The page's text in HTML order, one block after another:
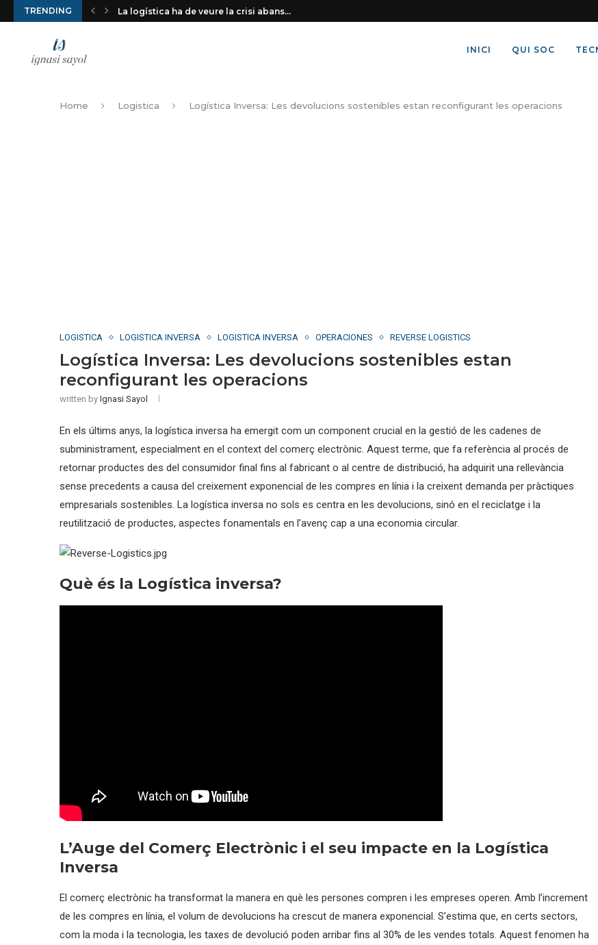
TRENDING La logística ha de veure la crisi abans...
INICI QUI SOC
Home Logistica Logística Inversa: Les devolucions sostenibles estan reconfigurant les operacions
LOGISTICA LOGISTICA INVERSA LOGISTICA INVERSA OPERACIONES REVERSE LOGISTICS
Logística Inversa: Les devolucions sostenibles estan
reconfigurant les operacions
written by Ignasi Sayol
En els últims anys, la logística inversa ha emergit com un component crucial en la gestió de les cadenes de
subministrament, especialment en el context del comerç electrònic. Aquest terme, que fa referència al procés de
retornar productes des del consumidor final fins al fabricant o al centre de distribució, ha adquirit una rellevància
sense precedents a causa del creixement exponencial de les compres en línia i la creixent demanda per pràctiques
empresarials sostenibles. La logística inversa no sols es centra en les devolucions, sinó en el reciclatge i la
reutilització de productes, aspectes fonamentals en l’avenç cap a una economia circular.
Què és la Logística inversa?
L’Auge del Comerç Electrònic i el seu impacte en la Logística
Inversa
El comerç electrònic ha transformat la manera en què les persones compren i les empreses operen. Amb l’increment
de les compres en línia, el volum de devolucions ha crescut de manera exponencial. S’estima que, en certs sectors,
com la moda i la tecnologia, les taxes de devolució poden arribar fins al 30% de les vendes totals. Aquest fenomen ha